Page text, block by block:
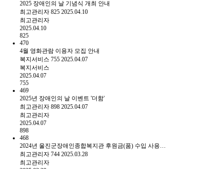
2025 장애인의 날 기념식 개최 안내
최고관리자 825 2025.04.10
최고관리자
2025.04.10
825
470
4월 영화관람 이용자 모집 안내
복지서비스 755 2025.04.07
복지서비스
2025.04.07
755
469
2025년 장애인의 날 이벤트 '더함'
최고관리자 898 2025.04.07
최고관리자
2025.04.07
898
468
2024년 울진군장애인종합복지관 후원금(품) 수입 사용…
최고관리자 744 2025.03.28
최고관리자